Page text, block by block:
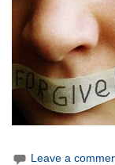
Leave a